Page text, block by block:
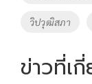
วิปวุฒิสภา
ข่าวที่เ